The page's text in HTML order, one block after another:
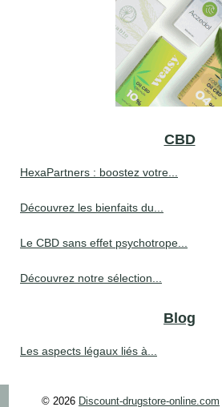
CBD
HexaPartners : boostez votre...
Découvrez les bienfaits du...
Le CBD sans effet psychotrope...
Découvrez notre sélection...
Blog
Les aspects légaux liés à...
© 2026 Discount-drugstore-online.com